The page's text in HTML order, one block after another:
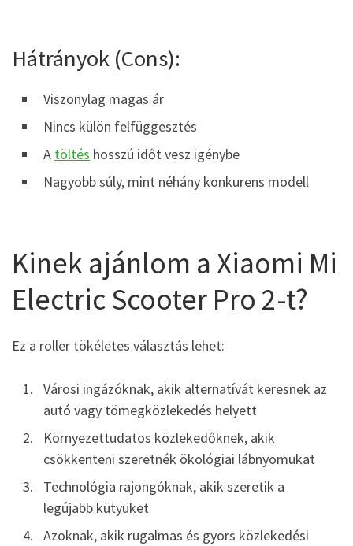
Hátrányok (Cons):
Viszonylag magas ár
Nincs külön felfüggesztés
A töltés hosszú időt vesz igénybe
Nagyobb súly, mint néhány konkurens modell
Kinek ajánlom a Xiaomi Mi
Electric Scooter Pro 2-t?
Ez a roller tökéletes választás lehet:
Városi ingázóknak, akik alternatívát keresnek az
autó vagy tömegközlekedés helyett
Környezettudatos közlekedőknek, akik
csökkenteni szeretnék ökológiai lábnyomukat
Technológia rajongóknak, akik szeretik a
legújabb kütyüket
Azoknak, akik rugalmas és gyors közlekedési